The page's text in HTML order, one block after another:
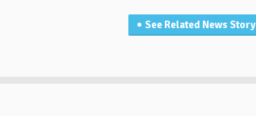
See Related News Story